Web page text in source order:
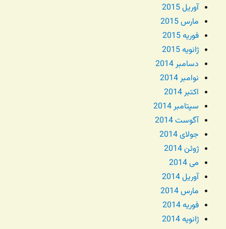
آوریل 2015
مارس 2015
فوریه 2015
ژانویه 2015
دسامبر 2014
نوامبر 2014
اکتبر 2014
سپتامبر 2014
آگوست 2014
جولای 2014
ژوئن 2014
می 2014
آوریل 2014
مارس 2014
فوریه 2014
ژانویه 2014